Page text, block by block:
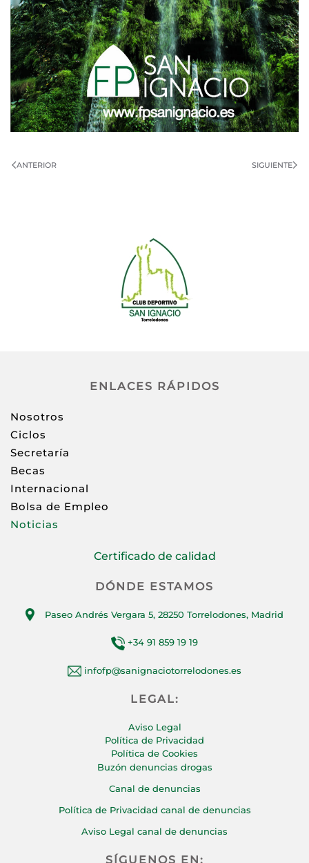
ANTERIOR SIGUIENTE
ENLACES RÁPIDOS
Nosotros
Ciclos
Secretaría
Becas
Internacional
Bolsa de Empleo
Noticias
Certificado de calidad
DÓNDE ESTAMOS
Paseo Andrés Vergara 5, 28250 Torrelodones, Madrid
+34 91 859 19 19
infofp@sanignaciotorrelodones.es
LEGAL:
Aviso Legal
Política de Privacidad
Política de Cookies
Buzón denuncias drogas
Canal de denuncias
Política de Privacidad canal de denuncias
Aviso Legal canal de denuncias
SÍGUENOS EN: